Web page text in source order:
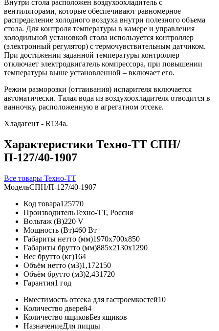
Внутри стола расположен воздухоохладитель с
вентиляторами, которые обеспечивают равномерное
распределение холодного воздуха внутри полезного объема
стола. Для контроля температуры в камере и управления
холодильной установкой стола используется контроллер
(электронный регулятор) с термочувствительным датчиком.
При достижении заданной температуры контроллер
отключает электродвигатель компрессора, при повышении
температуры выше установленной – включает его.
Режим разморозки (оттаивания) испарителя включается
автоматически. Талая вода из воздухоохладителя отводится в
ванночку, расположенную в агрегатном отсеке.
Хладагент - R134a.
Характеристики Техно-ТТ СПН/
П-127/40-1907
Все товары Техно-ТТ
МодельСПН/П-127/40-1907
Код товара125770
ПроизводительТехно-ТТ, Россия
Вольтаж (В)220 V
Мощность (Вт)460 Вт
Габариты нетто (мм)1970x700x850
Габариты брутто (мм)885x2130x1290
Вес брутто (кг)164
Объём нетто (м3)1,172150
Объём брутто (м3)2,431720
Гарантия1 год
Вместимость отсека для гастроемкостей10
Количество дверей4
Количество ящиковБез ящиков
НазначениеДля пиццы